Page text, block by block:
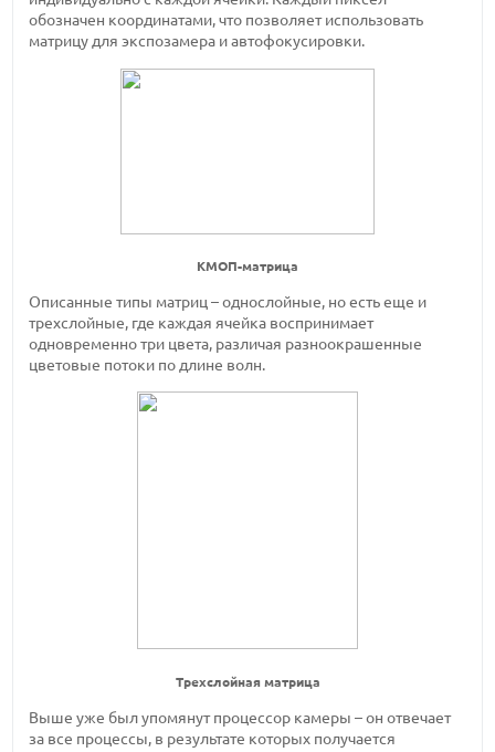
обозначен координатами, что позволяет использовать
матрицу для экспозамера и автофокусировки.
КМОП-матрица
Описанные типы матриц – однослойные, но есть еще и
трехслойные, где каждая ячейка воспринимает
одновременно три цвета, различая разноокрашенные
цветовые потоки по длине волн.
Трехслойная матрица
Выше уже был упомянут процессор камеры – он отвечает
за все процессы, в результате которых получается